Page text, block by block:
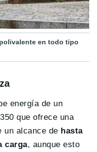
en todo tipo
energía de un
que ofrece una
un alcance de hasta
carga, aunque esto